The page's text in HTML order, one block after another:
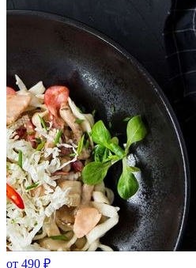
от 490 ₽